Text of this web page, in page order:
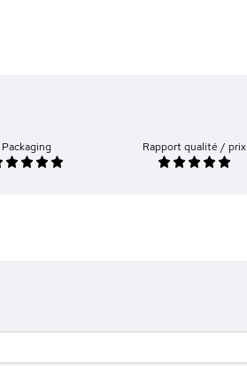
Packaging Rapport qualité / prix